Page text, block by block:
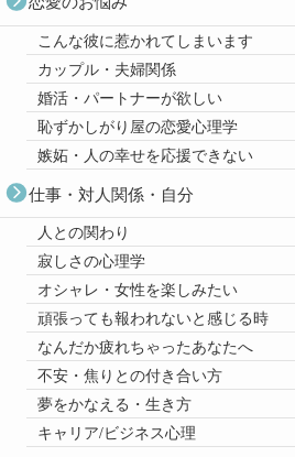
こんな彼に惹かれてしまいます
カップル・夫婦関係
婚活・パートナーが欲しい
恥ずかしがり屋の恋愛心理学
嫉妬・人の幸せを応援できない
仕事・対人関係・自分
人との関わり
寂しさの心理学
オシャレ・女性を楽しみたい
頑張っても報われないと感じる時
なんだか疲れちゃったあなたへ
不安・焦りとの付き合い方
夢をかなえる・生き方
キャリア/ビジネス心理